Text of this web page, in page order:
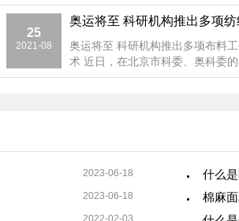
25
2021-08
奥运将至 科研机构推出多项布料
术 近日，在北京市科委、奥科委的大力支持
下，首都科技集团主...
2023-06-18
2023-06-18
2022-02-03
什么
棉麻